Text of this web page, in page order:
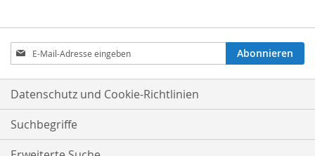
Anmeldung
zum
Newsletter:
Abonnieren
Datenschutz und Cookie-Richtlinien
Suchbegriffe